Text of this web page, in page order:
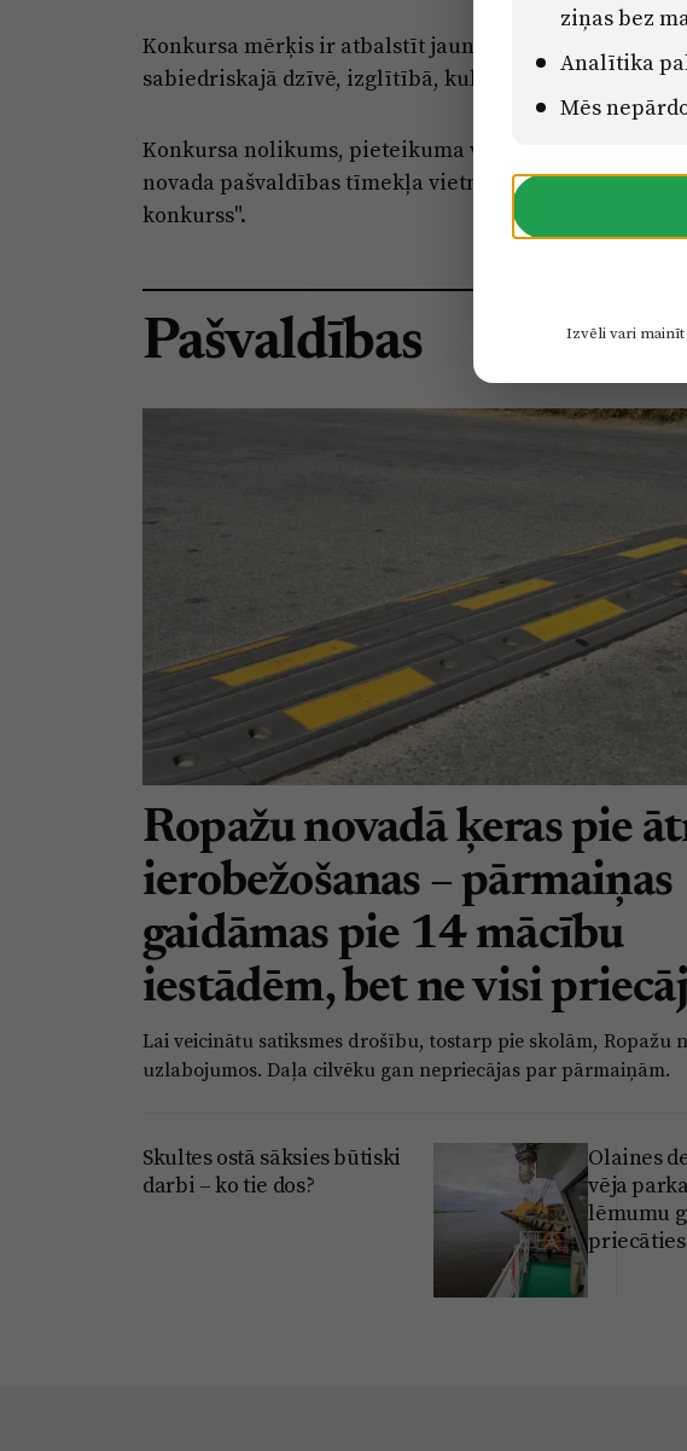
Konkursa mērķis ir atbalstīt jauniešu iniciatīvas, kas
sabiedriskajā dzīvē, izglītībā, kultūrā, sportā un
Konkursa nolikums, pieteikuma veidlapas un papildu
novada pašvaldības tīmekļa vietnē sadaļā
konkurss".
Pašvaldības
Ropažu novadā ķeras pie
ierobežošanas – pārmaiņas
gaidāmas pie 14 mācību
iestādēm, bet ne visi
Lai veicinātu satiksmes drošību, tostarp pie skolām, Ropažu
uzlabojumos. Daļa cilvēku gan nepriecājas par pārmaiņām.
Skultes ostā sāksies būtiski
darbi – ko tie dos?
Olaines
vēja
lēmumu
priecāties
ziņas bez
Analītika
Mēs
Izvēli vari